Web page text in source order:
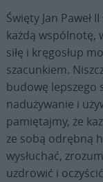
Święty Jan Paweł
każdą wspólnotę,
siłę i kręgosłup
szacunkiem.
budowę lepszego
nadużywanie i
pamiętajmy, że
ze sobą odrębną
wysłuchać,
uzdrowić i